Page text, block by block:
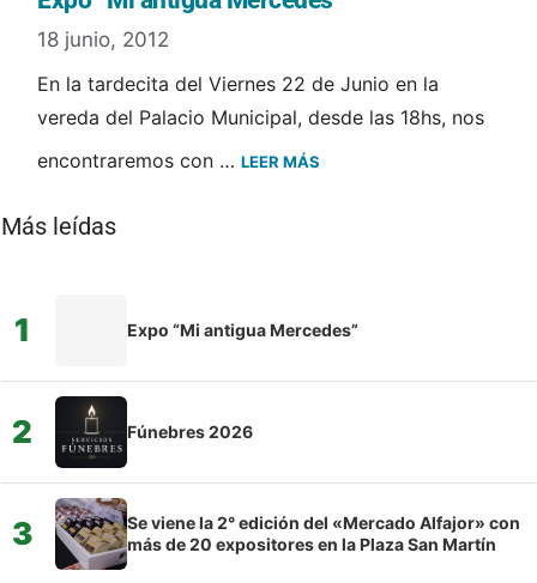
18 junio, 2012
En la tardecita del Viernes 22 de Junio en la
vereda del Palacio Municipal, desde las 18hs, nos
encontraremos con … LEER MÁS
Más leídas
1 Expo “Mi antigua Mercedes”
2 Fúnebres 2026
3
Se viene la 2° edición del «Mercado Alfajor» con
más de 20 expositores en la Plaza San Martín